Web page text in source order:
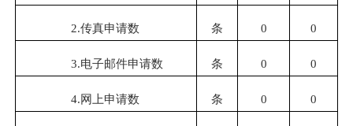
2.传真申请数 条 0 0
3.电子邮件申请数 条 0 0
4.网上申请数 条 0 0